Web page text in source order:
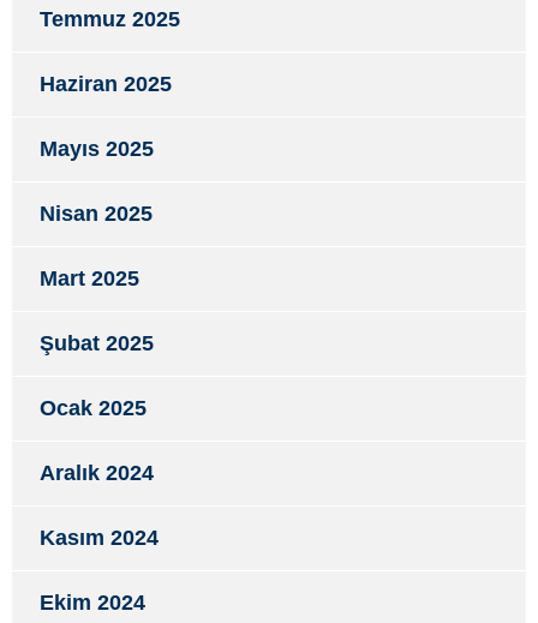
Temmuz 2025
Haziran 2025
Mayıs 2025
Nisan 2025
Mart 2025
Şubat 2025
Ocak 2025
Aralık 2024
Kasım 2024
Ekim 2024